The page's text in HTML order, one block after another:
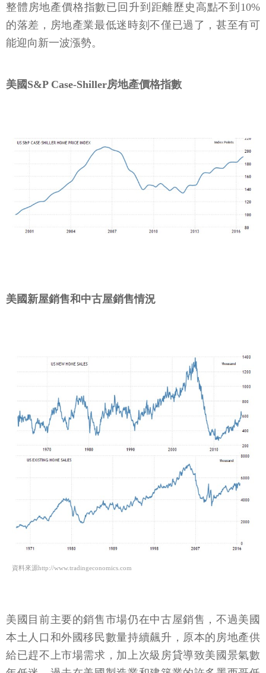
整體房地產價格指數已回升到距離歷史高點不到10%
的落差，房地產業最低迷時刻不僅已過了，甚至有可
能迎向新一波漲勢。
美國S&P Case-Shiller房地產價格指數
美國新屋銷售和中古屋銷售情況
資料來源http://www.tradingeconomics.com
美國目前主要的銷售市場仍在中古屋銷售，不過美國
本土人口和外國移民數量持續飆升，原本的房地產供
給已趕不上市場需求，加上次級房貸導致美國景氣數